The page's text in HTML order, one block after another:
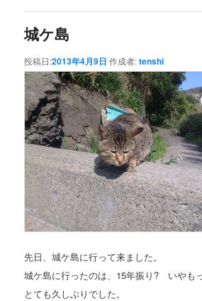
城ケ島
投稿日:2013年4月9日 作成者:tenshi
先日、城ケ島に行って来ました。
城ケ島に行ったのは、15年振り? いやも
とても久しぶりでした。